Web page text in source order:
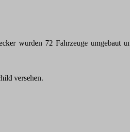
wurden 72 Fahrzeuge umgebaut
versehen.